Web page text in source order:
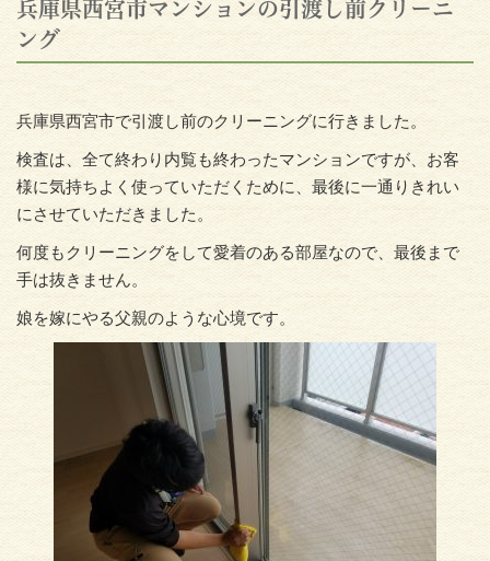
兵庫県西宮市マンションの引渡し前クリーニ
ング
兵庫県西宮市で引渡し前のクリーニングに行きました。
検査は、全て終わり内覧も終わったマンションですが、お客
様に気持ちよく使っていただくために、最後に一通りきれい
にさせていただきました。
何度もクリーニングをして愛着のある部屋なので、最後まで
手は抜きません。
娘を嫁にやる父親のような心境です。